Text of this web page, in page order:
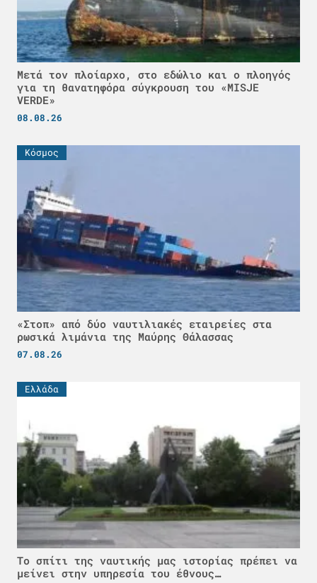
Μετά τον πλοίαρχο, στο εδώλιο και ο πλοηγός
για τη θανατηφόρα σύγκρουση του «MISJE
VERDE»
08.08.26
Κόσμος
«Στοπ» από δύο ναυτιλιακές εταιρείες στα
ρωσικά λιμάνια της Μαύρης Θάλασσας
07.08.26
Ελλάδα
Το σπίτι της ναυτικής μας ιστορίας πρέπει να
μείνει στην υπηρεσία του έθνους…